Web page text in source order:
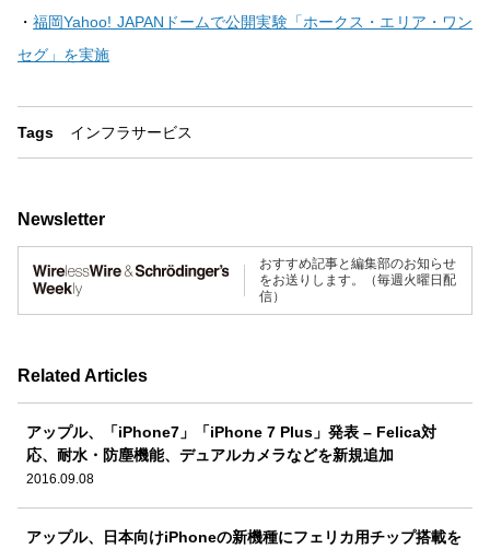
・福岡Yahoo! JAPANドームで公開実験「ホークス・エリア・ワン
セグ」を実施
Tags インフラサービス
Newsletter
おすすめ記事と編集部のお知らせ
をお送りします。（毎週火曜日配
信）
Related Articles
アップル、「iPhone7」「iPhone 7 Plus」発表 – Felica対
応、耐水・防塵機能、デュアルカメラなどを新規追加
2016.09.08
アップル、日本向けiPhoneの新機種にフェリカ用チップ搭載を